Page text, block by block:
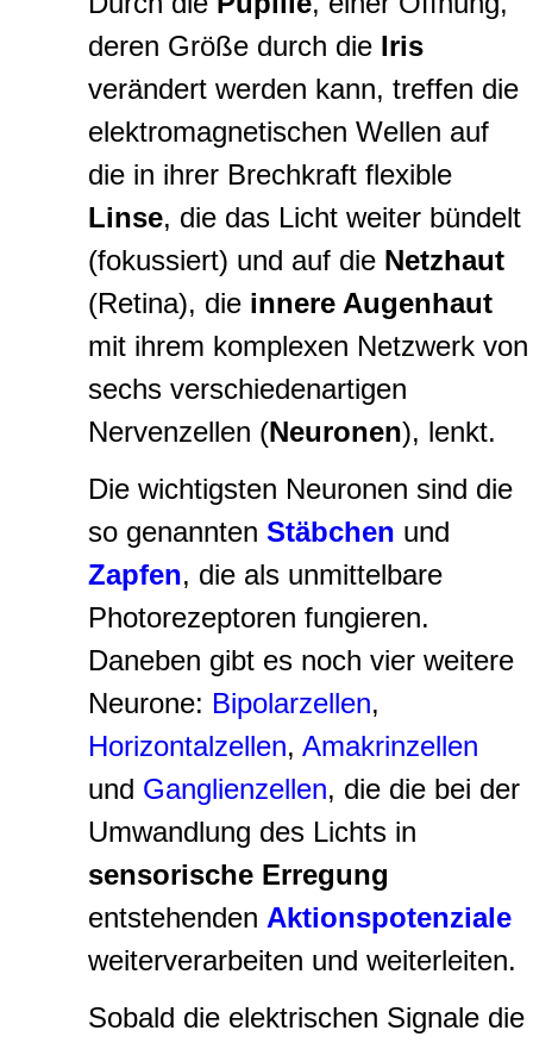
deren Größe durch die Iris
verändert werden kann, treffen die
elektromagnetischen Wellen auf
die in ihrer Brechkraft flexible
Linse, die das Licht weiter bündelt
(fokussiert) und auf die Netzhaut
(Retina), die innere Augenhaut
mit ihrem komplexen Netzwerk von
sechs verschiedenartigen
Nervenzellen (Neuronen), lenkt.
Die wichtigsten Neuronen sind die
so genannten Stäbchen und
Zapfen, die als unmittelbare
Photorezeptoren fungieren.
Daneben gibt es noch vier weitere
Neurone: Bipolarzellen,
Horizontalzellen, Amakrinzellen
und Ganglienzellen, die die bei der
Umwandlung des Lichts in
sensorische Erregung
entstehenden Aktionspotenziale
weiterverarbeiten und weiterleiten.
Sobald die elektrischen Signale die